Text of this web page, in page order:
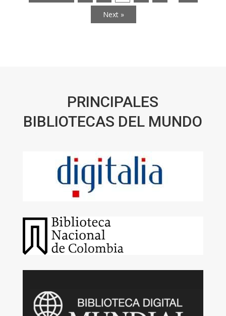
Next »
PRINCIPALES
BIBLIOTECAS DEL MUNDO